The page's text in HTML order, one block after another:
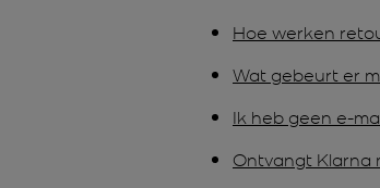
Hoe werken
Wat gebeurt er
Ik heb geen e-
Ontvangt Klarna